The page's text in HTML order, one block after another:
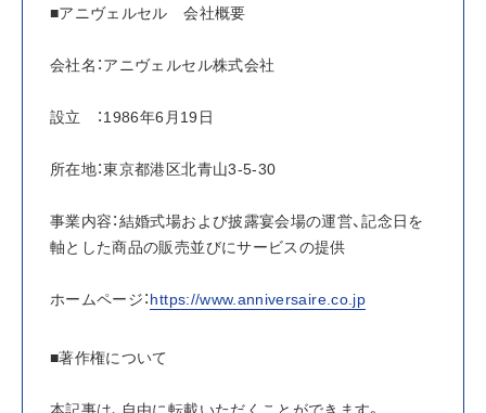
■アニヴェルセル　会社概要
会社名：アニヴェルセル株式会社
設立　：1986年6月19日
所在地：東京都港区北青山3-5-30
事業内容：結婚式場および披露宴会場の運営、記念日を
軸とした商品の販売並びにサービスの提供
ホームページ：https://www.anniversaire.co.jp
■著作権について